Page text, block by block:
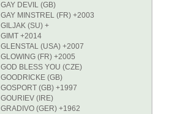
GAY DEVIL (GB)
GAY MINSTREL (FR) +2003
GILJAK (SU) +
GIMT +2014
GLENSTAL (USA) +2007
GLOWING (FR) +2005
GOD BLESS YOU (CZE)
GOODRICKE (GB)
GOSPORT (GB) +1997
GOURIEV (IRE)
GRADIVO (GER) +1962